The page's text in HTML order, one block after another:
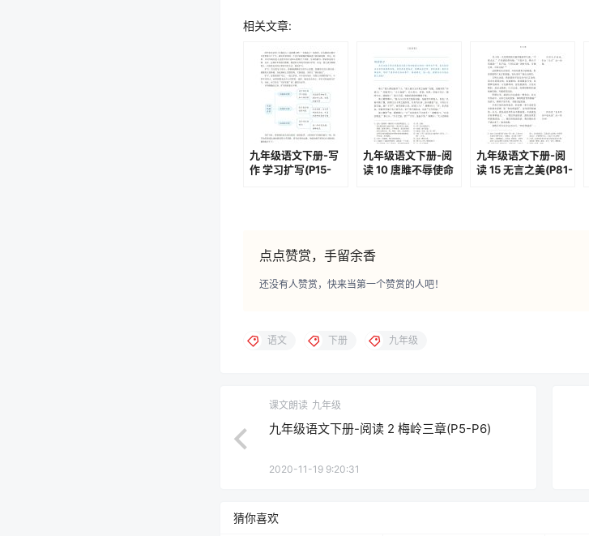
相关文章:
九年级语文下册-写
作 学习扩写(P15-
九年级语文下册-阅
读 10 唐雎不辱使命
九年级语文下册-阅
读 15 无言之美(P81-
点点赞赏，手留余香
还没有人赞赏，快来当第一个赞赏的人吧！
语文 下册 九年级
课文朗读 九年级
九年级语文下册-阅读 2 梅岭三章(P5-P6)
2020-11-19 9:20:31
猜你喜欢